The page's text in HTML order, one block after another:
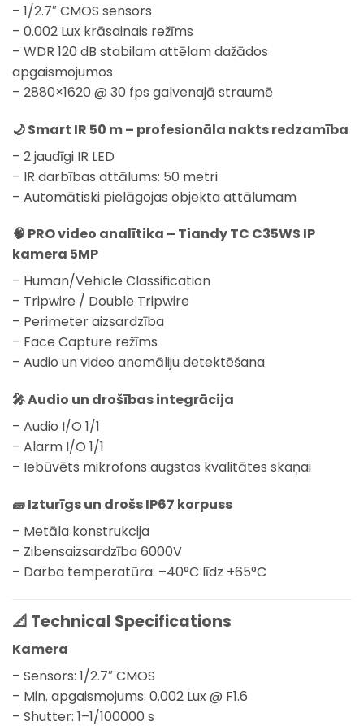
– 1/2.7″ CMOS sensors
– 0.002 Lux krāsainais režīms
– WDR 120 dB stabilam attēlam dažādos
apgaismojumos
– 2880×1620 @ 30 fps galvenajā straumē
🌙Smart IR 50 m – profesionāla nakts redzamība
– 2 jaudīgi IR LED
– IR darbības attālums: 50 metri
– Automātiski pielāgojas objekta attālumam
🧠 PRO video analītika – Tiandy TC C35WS IP
kamera 5MP
– Human/Vehicle Classification
– Tripwire / Double Tripwire
– Perimeter aizsardzība
– Face Capture režīms
– Audio un video anomāliju detektēšana
🎤Audio un drošības integrācija
– Audio I/O 1/1
– Alarm I/O 1/1
– Iebūvēts mikrofons augstas kvalitātes skaņai
🧱Izturīgs un drošs IP67 korpuss
– Metāla konstrukcija
– Zibensaizsardzība 6000V
– Darba temperatūra: –40°C līdz +65°C
📐 Technical Specifications
Kamera
– Sensors: 1/2.7″ CMOS
– Min. apgaismojums: 0.002 Lux @ F1.6
– Shutter: 1–1/100000 s